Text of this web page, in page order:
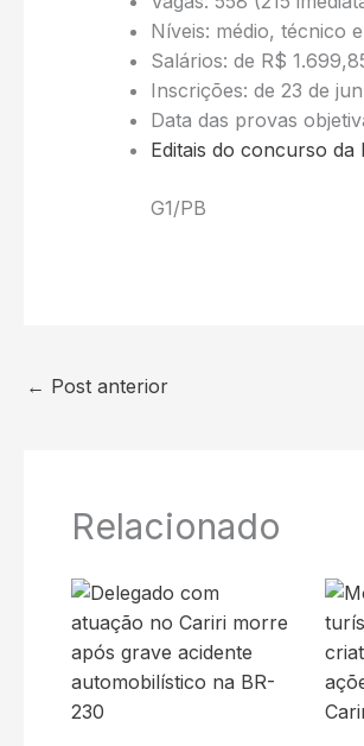
Níveis: médio, técnico
Salários: de R$
Inscrições: de 23 de
Data das provas
Editais do concurso
G1/PB
← Post anterior
Relacionado